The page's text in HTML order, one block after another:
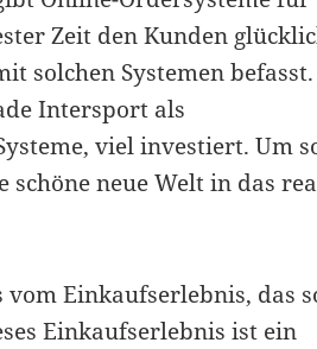
Zeit den Kunden
solchen Systemen befasst.
Intersport als
viel investiert. Um
neue Welt in das
Einkaufserlebnis, das
Einkaufserlebnis ist ein